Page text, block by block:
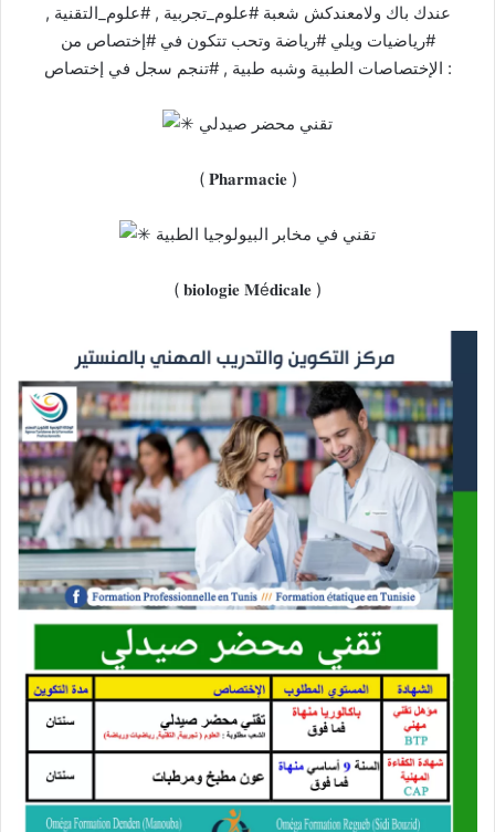
عندك باك ولامعندكش شعبة #علوم_تجربية , #علوم_التقنية ,
#رياضيات ويلي #رياضة وتحب تتكون في #إختصاص من
الإختصاصات الطبية وشبه طبية , #تنجم سجل في إختصاص :
تقني محضر صيدلي
( 𝐏𝐡𝐚𝐫𝐦𝐚𝐜𝐢𝐞 )
تقني في مخابر البيولوجيا الطبية
( 𝐛𝐢𝐨𝐥𝐨𝐠𝐢𝐞 𝐌é𝐝𝐢𝐜𝐚𝐥𝐞 )